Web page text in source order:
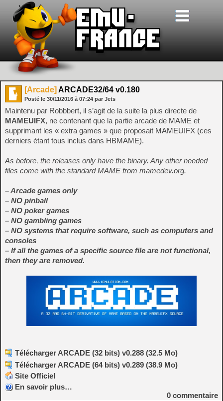
[Arcade] ARCADE32/64 v0.180
Posté le 30/11/2016 à 07:24 par Jets
Maintenu par Robbbert, il s’agit de la suite la plus directe de
MAMEUIFX, ne contenant que la partie arcade de MAME et
supprimant les « extra games » que proposait MAMEUIFX (ces
derniers étant tous inclus dans HBMAME).
As before, the releases only have the binary. Any other needed
files come with the standard MAME from mamedev.org.
– Arcade games only
– NO pinball
– NO poker games
– NO gambling games
– NO systems that require software, such as computers and
consoles
– If all the games of a specific source file are not functional,
then they are removed.
Télécharger ARCADE (32 bits) v0.288 (32.5 Mo)
Télécharger ARCADE (64 bits) v0.289 (38.9 Mo)
Site Officiel
En savoir plus…
0 commentaire